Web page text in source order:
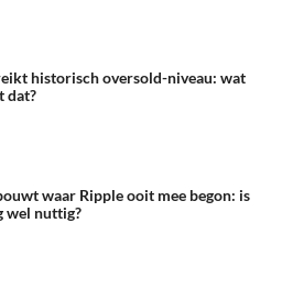
historisch oversold-niveau: wat
dat?
waar Ripple ooit mee begon: is
wel nuttig?